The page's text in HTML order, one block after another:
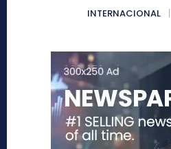
INTERNACIONAL